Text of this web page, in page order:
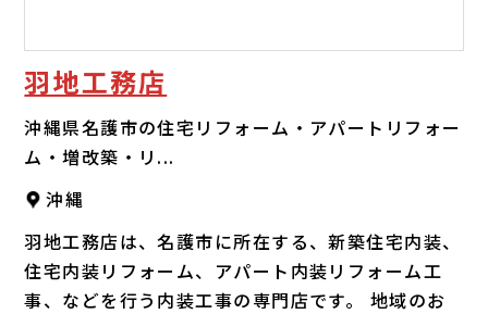
羽地工務店
沖縄県名護市の住宅リフォーム・アパートリフォー
ム・増改築・リ...
沖縄
羽地工務店は、名護市に所在する、新築住宅内装、
住宅内装リフォーム、アパート内装リフォーム工
事、などを行う内装工事の専門店です。 地域のお